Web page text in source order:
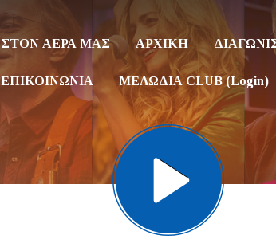
ΣΤΟΝ ΑΕΡΑ ΜΑΣ ΑΡΧΙΚΗ
ΕΠΙΚΟΙΝΩΝΙΑ ΜΕΛΩΔΙΑ CLUB (Login)